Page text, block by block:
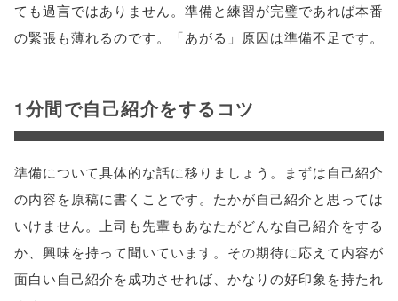
ても過言ではありません。準備と練習が完璧であれば本番
の緊張も薄れるのです。「あがる」原因は準備不足です。
1分間で自己紹介をするコツ
準備について具体的な話に移りましょう。まずは自己紹介
の内容を原稿に書くことです。たかが自己紹介と思っては
いけません。上司も先輩もあなたがどんな自己紹介をする
か、興味を持って聞いています。その期待に応えて内容が
面白い自己紹介を成功させれば、かなりの好印象を持たれ